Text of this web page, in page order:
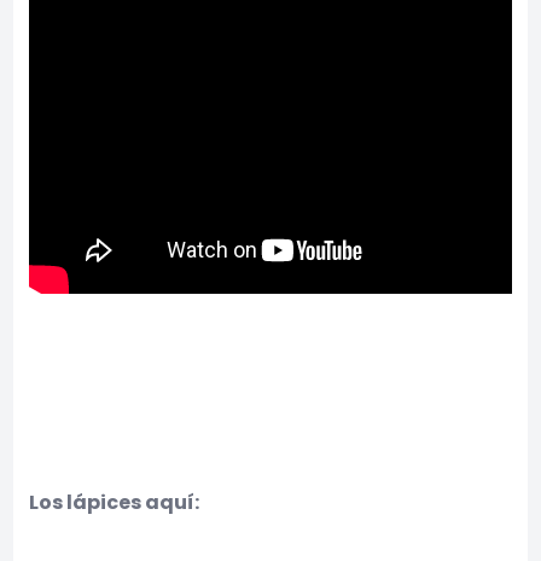
Los lápices aquí: